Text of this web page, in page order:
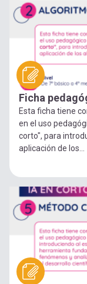
Ficha
Esta ficha tiene
en el uso
corto", para
aplicación de los...